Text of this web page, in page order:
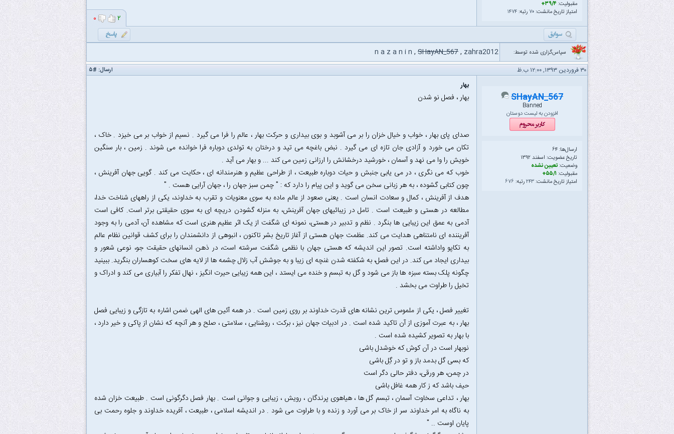
مقبولیت:۳۹/۴+
امتیاز تاریخ مانشت:۷۰ رتبه:۱۴۷۴
۲ ۰
سپاس‌گزاری شده توسط: zahra2012
,
SHayAN_567
,
n a z a n i n
ارسال: #۵ ۳۰ فروردین ۱۳۹۳, ۱۲:۰۰ ب.ظ
SHayAN_567
Banned
افزودن به لیست دوستان
ارسال‌ها: ۶۴
تاریخ عضویت: اسفند ۱۳۹۲
وضعیت:تعیین نشده
مقبولیت: ۵۵/۱+
امتیاز تاریخ مانشت:۲۴۳رتبه: ۶۷۶
بهار
بهار ، فصل نو شدن
صدای پای بهار ، خواب و خیال خزان را بر می آشوبد و بوی بیداری و حرکت بهار ، عالم را فرا می گیرد . نسیم از خواب بر می خیزد . خاک ،
تکان می خورد و آزادی جان تازه ای می گیرد . نبض باغچه می تپد و درختان به تولدی دوباره فرا خوانده می شوند . زمین ، بار سنگین
خویش را وا می نهد و آسمان ، خورشید درخشانش را ارزانی زمین می کند ... و بهار می آید .
خوب که می نگری ، در می یابی جنبش و حیات دوباره طبیعت ، از طراحی عظیم و هنرمندانه ای ، حکایت می کند . گویی جهان آفرینش ،
چون کتابی گشوده ، به هر زبانی سخن می گوید و این پیام را دارد که : " چمن سبز جهان را ، جهان آرایی هست . "
هدف از آفرینش ، کمال و سعادت انسان است . یعنی صعود از عالم ماده به سوی معنویات و تقرب به خداوند، یکی از راههای شناخت خدا،
مطالعه در هستی و طبیعت است . تامل در زیبائیهای جهان آفرینش، به منزله گشودن دریچه ای به سوی حقیقتی برتر است. کافی است
آدمی به عمق این زیبایی ها بنگرد . نظم و تدبیر در هستی، نمونه ای شگفت از یک اثر عظیم هنری است که مشاهده آن، آدمی را به وجود
آفریننده ای نامتناهی هدایت می کند. عظمت جهان هستی از آغاز تاریخ بشر تاکنون ، انبوهی از دانشمندان را برای کشف قوانین نظام عالم
به تکاپو واداشته است. تصور این اندیشه که هستی جهان با نظمی شگفت سرشته است، در ذهن انسانهای حقیقت جو، نوعی شعور و
بیداری ایجاد می کند. در این فصل، به شکفته شدن غنچه ای زیبا و به جوشش آب زلال چشمه ها از لایه های سخت کوهساران بنگرید. ببینید
چگونه پلک بسته سبزه ها باز می شود و گل به تبسم و خنده می ایستد ، این همه زیبایی حیرت انگیز ، نهال تفکر را آبیاری می کند و ادراک و
تخیل را طراوت می بخشد .
تغییر فصل ، یکی از ملموس ترین نشانه های قدرت خداوند بر روی زمین است . در همه آئین های الهی ضمن اشاره به تازگی و زیبایی فصل
بهار ، به عبرت آموزی از آن تاکید شده است . در ادبیات جهان نیز ، برکت ، روشنایی ، سلامتی ، صلح و هر آنچه که نشان از پاکی و خیر دارد ،
با بهار به تصویر کشیده شده است .
نوبهار است در آن کوش که خوشدل باشی
که بسی گل بدمد باز و تو در گِل باشی
در چمن، هر ورقی، دفتر حالی دگر است
حیف باشد که ز کار همه غافل باشی
بهار ، تداعی سخاوت آسمان ، تبسم گل ها ، هیاهوی پرندگان ، رویش ، زیبایی و جوانی است . بهار فصل دگرگونی است . طبیعت خزان شده
به ناگاه به امر خداوند سر از خاک بر می آورد و زنده و با طراوت می شود . در اندیشه اسلامی ، طبیعت ، آفریده خداوند و جلوه رحمت بی
پایان اوست .. "